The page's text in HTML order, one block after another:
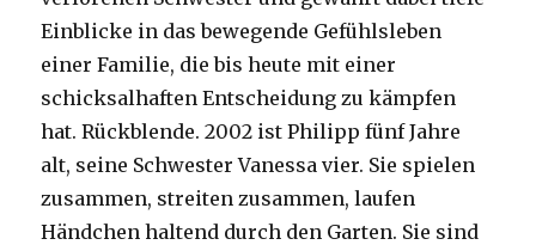
Einblicke in das bewegende Gefühlsleben
einer Familie, die bis heute mit einer
schicksalhaften Entscheidung zu kämpfen
hat. Rückblende. 2002 ist Philipp fünf Jahre
alt, seine Schwester Vanessa vier. Sie spielen
zusammen, streiten zusammen, laufen
Händchen haltend durch den Garten. Sie sind